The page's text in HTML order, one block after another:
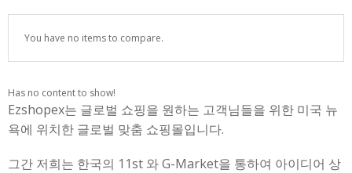
You have no items to compare.
Has no content to show!
Ezshopex는 글로벌 쇼핑을 원하는 고객님들을 위한 미국 뉴
욕에 위치한 글로벌 맞춤 쇼핑몰입니다.
그간 저희는 한국의 11st 와 G-Market을 통하여 아이디어 상